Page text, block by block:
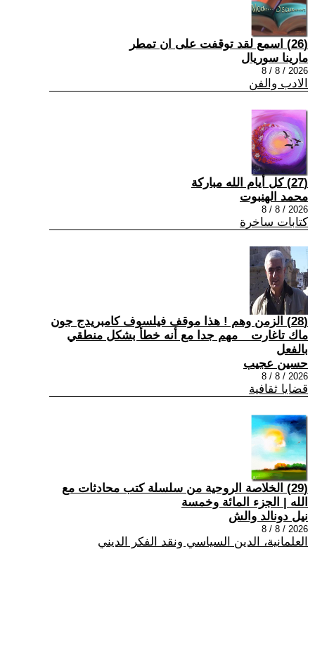
(26) اسمع لقد توقفت على ان تمطر
مارينا سوريال
2026 / 8 / 8
الادب والفن
(27) كل أيام الله مباركة
محمد الهنبوت
2026 / 8 / 8
كتابات ساخرة
(28) الزمن وهم ! هذا موقف فيلسوف كامبريدج جون
ماك تاغارت _ مهم جدا مع أنه خطأ بشكل منطقي
بالفعل
حسين عجيب
2026 / 8 / 8
قضايا ثقافية
(29) الخلاصة الروحية من سلسلة كتب محادثات مع
الله | الجزء المائة وخمسة
نيل دونالد والش
2026 / 8 / 8
العلمانية، الدين السياسي ونقد الفكر الديني